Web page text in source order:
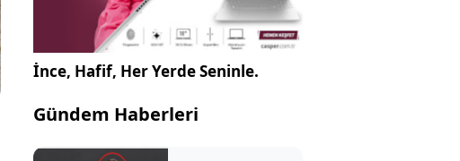
İnce, Hafif, Her Yerde Seninle.
Gündem Haberleri